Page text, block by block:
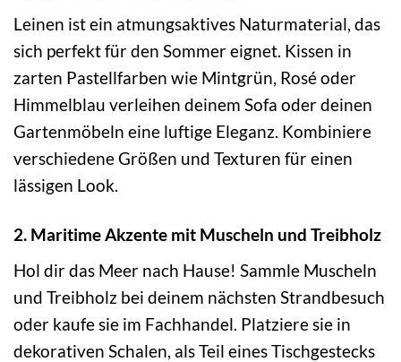
Leinen ist ein atmungsaktives Naturmaterial, das
sich perfekt für den Sommer eignet. Kissen in
zarten Pastellfarben wie Mintgrün, Rosé oder
Himmelblau verleihen deinem Sofa oder deinen
Gartenmöbeln eine luftige Eleganz. Kombiniere
verschiedene Größen und Texturen für einen
lässigen Look.
2. Maritime Akzente mit Muscheln und Treibholz
Hol dir das Meer nach Hause! Sammle Muscheln
und Treibholz bei deinem nächsten Strandbesuch
oder kaufe sie im Fachhandel. Platziere sie in
dekorativen Schalen, als Teil eines Tischgestecks